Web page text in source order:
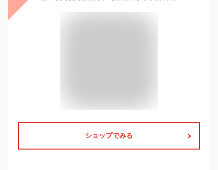
ショップでみる